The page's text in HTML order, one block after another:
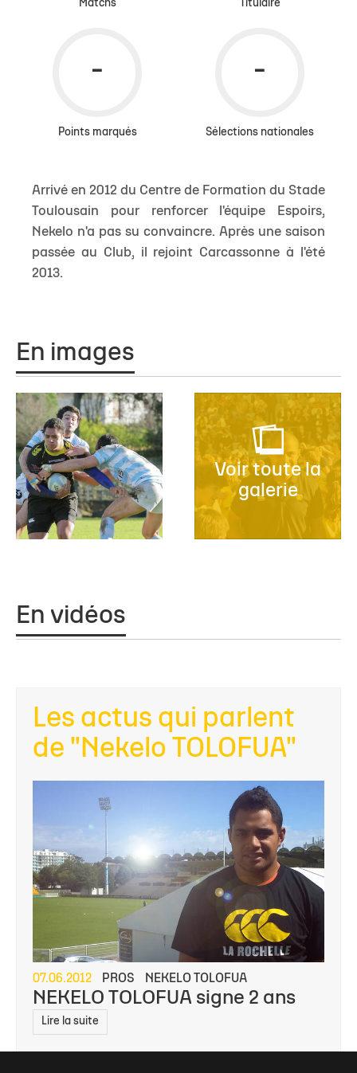
Matchs Titulaire
Points marqués Sélections nationales
Arrivé en 2012 du Centre de Formation du Stade
Toulousain pour renforcer l'équipe Espoirs,
Nekelo n'a pas su convaincre. Après une saison
passée au Club, il rejoint Carcassonne à l'été
2013.
En images
Voir toute la
galerie
En vidéos
Les actus qui parlent
de "Nekelo TOLOFUA"
07.06.2012 PROS NEKELO TOLOFUA
NEKELO TOLOFUA signe 2 ans
Lire la suite